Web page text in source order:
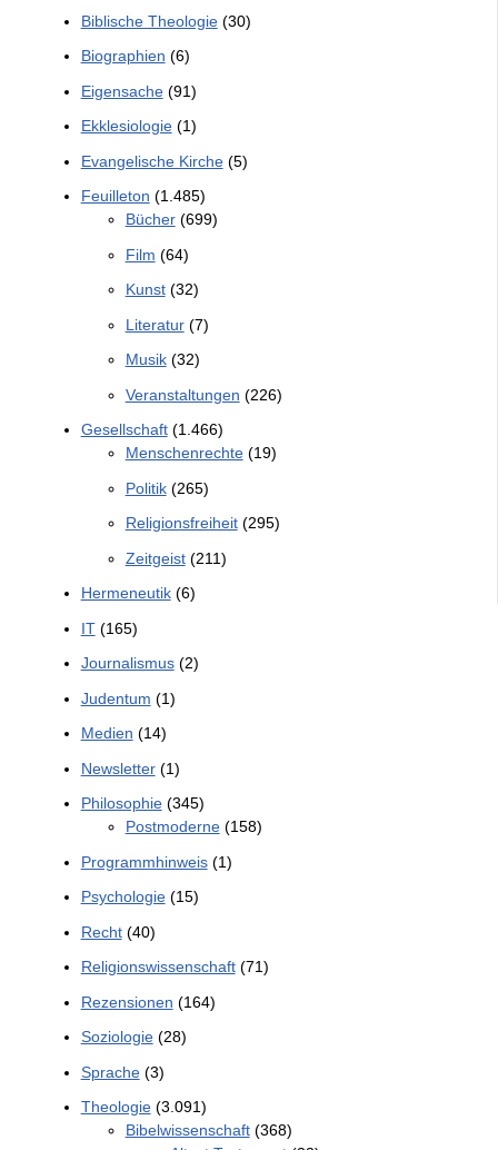
Biblische Theologie(30)
Biographien (6)
Eigensache(91)
Ekklesiologie(1)
Evangelische Kirche(5)
Feuilleton (1.485)
Bücher(699)
Film (64)
Kunst(32)
Literatur(7)
Musik(32)
Veranstaltungen (226)
Gesellschaft(1.466)
Menschenrechte(19)
Politik(265)
Religionsfreiheit(295)
Zeitgeist(211)
Hermeneutik(6)
IT(165)
Journalismus(2)
Judentum (1)
Medien (14)
Newsletter(1)
Philosophie(345)
Postmoderne(158)
Programmhinweis(1)
Psychologie(15)
Recht(40)
Religionswissenschaft(71)
Rezensionen (164)
Soziologie(28)
Sprache(3)
Theologie(3.091)
Bibelwissenschaft(368)